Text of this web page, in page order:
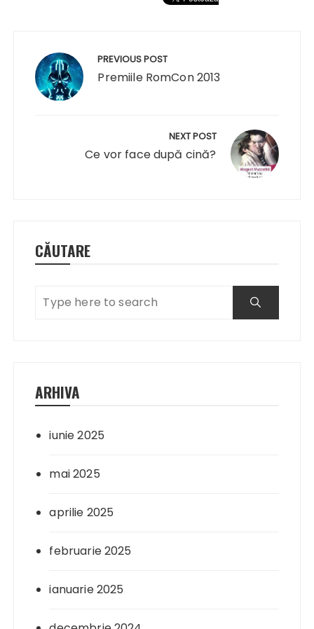
articole
PREVIOUS POST
Premiile RomCon 2013
NEXT POST
Ce vor face după cină?
CĂUTARE
ARHIVA
iunie 2025
mai 2025
aprilie 2025
februarie 2025
ianuarie 2025